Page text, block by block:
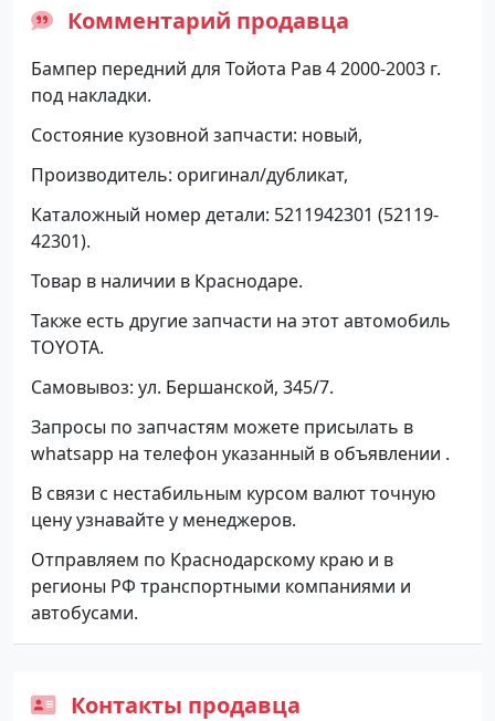
Комментарий продавца
Бампер передний для Тойота Рав 4 2000-2003 г.
под накладки.
Состояние кузовной запчасти: новый,
Производитель: оригинал/дубликат,
Каталожный номер детали: 5211942301 (52119-
42301).
Товар в наличии в Краснодаре.
Также есть другие запчасти на этот автомобиль
TOYOTA.
Самовывоз: ул. Бершанской, 345/7.
Запросы по запчастям можете присылать в
whatsapp на телефон указанный в объявлении .
В связи с нестабильным курсом валют точную
цену узнавайте у менеджеров.
Отправляем по Краснодарскому краю и в
регионы РФ транспортными компаниями и
автобусами.
Контакты продавца